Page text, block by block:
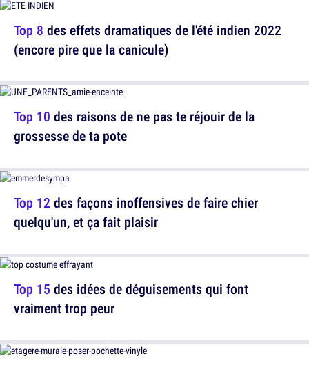
Top 8 des effets dramatiques de l'été indien 2022
(encore pire que la canicule)
Top 12 des façons inoffensives de faire chier
quelqu'un, et ça fait plaisir
Top 10 des raisons de ne pas te réjouir de la
grossesse de ta pote
Top 15 des idées de déguisements qui font
vraiment trop peur